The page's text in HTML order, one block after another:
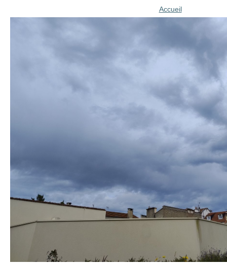
Accueil